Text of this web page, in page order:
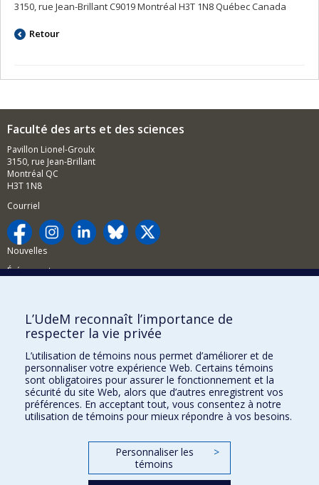
3150, rue Jean-Brillant C9019 Montréal H3T 1N8 Québec Canada
Retour
Faculté des arts et des sciences
Pavillon Lionel-Groulx
3150, rue Jean-Brillant
Montréal QC
H3T 1N8
Courriel
Nouvelles
Événements
BESOIN D'AIDE?
Plan du site
Signaler une erreur
Accessibilité
FACULTÉ DES ARTS ET DES SCIENCES
Nos programmes et cours
L’UdeM reconnaît l’importance de
respecter la vie privée
L’utilisation de témoins nous permet d’améliorer et de
personnaliser votre expérience Web. Certains témoins
sont obligatoires pour assurer le fonctionnement et la
sécurité du site Web, alors que d’autres enregistrent vos
préférences. En acceptant tout, vous consentez à notre
utilisation de témoins pour mieux répondre à vos besoins.
Personnaliser les
témoins
>